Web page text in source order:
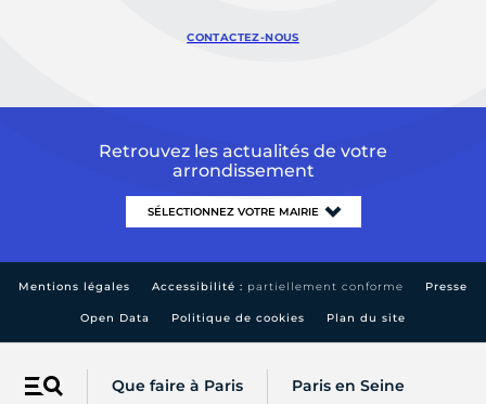
Menu Que faire à Paris Paris en Seine
CONTACTEZ-NOUS
Retrouvez les actualités de votre
arrondissement
Mentions légales Accessibilité : partiellement conforme Presse
Open Data Politique de cookies Plan du site